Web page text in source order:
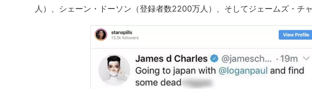
人）、シェーン・ドーソン（登録者数2200万人）、そしてジェームズ・チャ